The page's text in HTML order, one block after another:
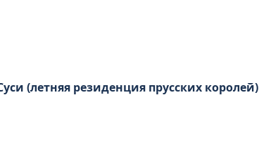
(летняя резиденция прусских королей)